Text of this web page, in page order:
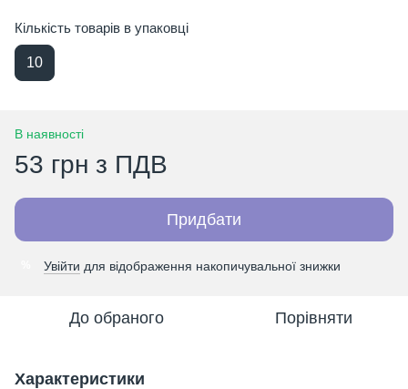
Кількість товарів в упаковці
10
В наявності
53 грн з ПДВ
Придбати
Увійти для відображення накопичувальної знижки
До обраного Порівняти
Характеристики